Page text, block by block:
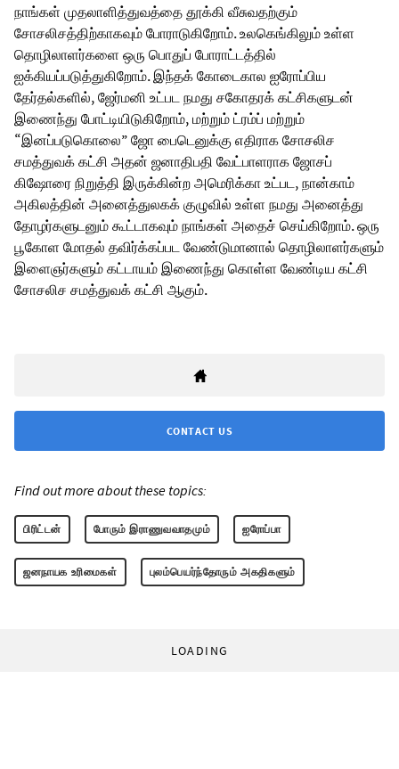
நாங்கள் முதலாளித்துவத்தை தூக்கி வீசுவதற்கும்
சோசலிசத்திற்காகவும் போராடுகிறோம். உலகெங்கிலும் உள்ள
தொழிலாளர்களை ஒரு பொதுப் போராட்டத்தில்
ஐக்கியப்படுத்துகிறோம். இந்தக் கோடைகால ஐரோப்பிய
தேர்தல்களில், ஜேர்மனி உட்பட நமது சகோதரக் கட்சிகளுடன்
இணைந்து போட்டியிடுகிறோம், மற்றும் ட்ரம்ப் மற்றும்
“இனப்படுகொலை” ஜோ பைடெனுக்கு எதிராக சோசலிச
சமத்துவக் கட்சி அதன் ஜனாதிபதி வேட்பாளராக ஜோசப்
கிஷோரை நிறுத்தி இருக்கின்ற அமெரிக்கா உட்பட, நான்காம்
அகிலத்தின் அனைத்துலகக் குழுவில் உள்ள நமது அனைத்து
தோழர்களுடனும் கூட்டாகவும் நாங்கள் அதைச் செய்கிறோம். ஒரு
பூகோள மோதல் தவிர்க்கப்பட வேண்டுமானால் தொழிலாளர்களும்
இளைஞர்களும் கட்டாயம் இணைந்து கொள்ள வேண்டிய கட்சி
சோசலிச சமத்துவக் கட்சி ஆகும்.
CONTACT US
Find out more about these topics:
பிரிட்டன் போரும் இராணுவவாதமும் ஐரோப்பா
ஜனநாயக உரிமைகள் புலம்பெயர்ந்தோரும் அகதிகளும்
LOADING